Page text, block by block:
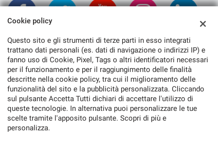
TORNA IN CIMA
Copyright © 2026 Cambiocorsa Srl - P.IVA 01243710116 -
l'informativa sulla privacy
Cookie policy
Questo sito e gli strumenti di terze parti in esso integrati
trattano dati personali (es. dati di navigazione o indirizzi IP) e
fanno uso di Cookie, Pixel, Tags o altri identificatori necessari
per il funzionamento e per il raggiungimento delle finalità
descritte nella cookie policy, tra cui il miglioramento delle
funzionalità del sito e la pubblicità personalizzata. Cliccando
sul pulsante Accetta Tutti dichiari di accettare l'utilizzo di
queste tecnologie. In alternativa puoi personalizzare le tue
scelte tramite l'apposito pulsante. Scopri di più e
personalizza.